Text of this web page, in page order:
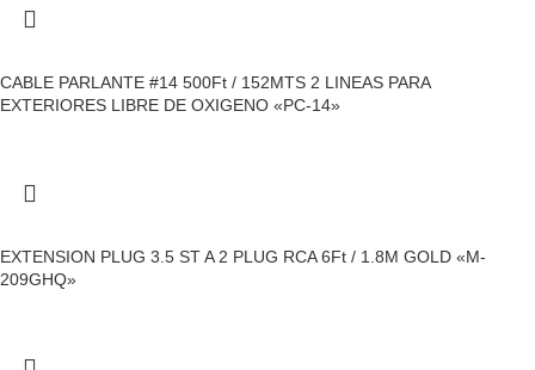
CABLE PARLANTE #14 500Ft / 152MTS 2 LINEAS PARA
EXTERIORES LIBRE DE OXIGENO «PC-14»
EXTENSION PLUG 3.5 ST A 2 PLUG RCA 6Ft / 1.8M GOLD «M-
209GHQ»